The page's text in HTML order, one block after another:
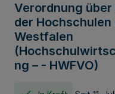
Verordnung
der
Westfalen
ng – - HWFVO)